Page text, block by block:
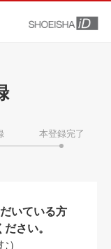
本登録完了
いている方
さい。
）